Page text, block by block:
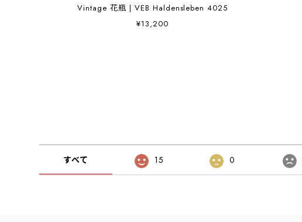
Vintage 花瓶 | VEB Haldensleben 4025
¥13,200
すべて 15 0